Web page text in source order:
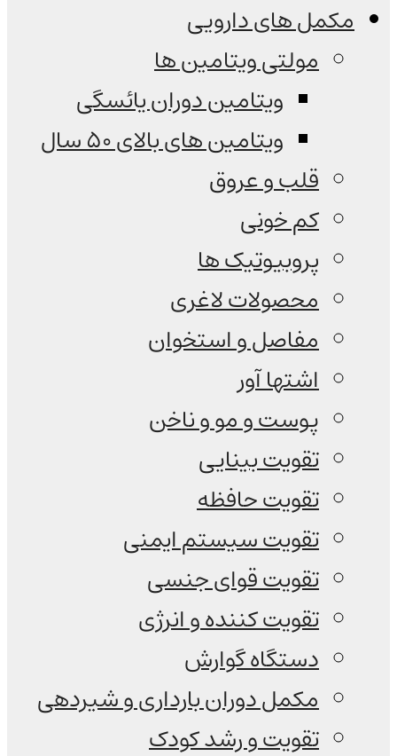
مکمل های دارویی
مولتی ویتامین ها
ویتامین دوران یائسگی
ویتامین های بالای 50 سال
قلب و عروق
کم خونی
پروبیوتیک ها
محصولات لاغری
مفاصل و استخوان
اشتها آور
پوست و مو و ناخن
تقویت بینایی
تقویت حافظه
تقویت سیستم ایمنی
تقویت قوای جنسی
تقویت کننده و انرژی
دستگاه گوارش
مکمل دوران بارداری و شیردهی
تقویت و رشد کودک